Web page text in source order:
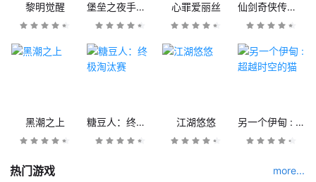
黎明觉醒 堡垒之夜手机版 心罪爱丽丝 仙剑奇侠传九野
黑潮之上 糖豆人：终极淘汰赛 江湖悠悠 另一个伊甸 : 超越时空的猫
热门游戏 more...